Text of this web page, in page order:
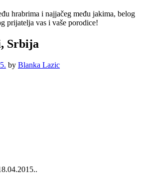
hrabrima i najjačeg među jakima, belog
prijatelja vas i vaše porodice!
Srbija
by Blanka Lazic